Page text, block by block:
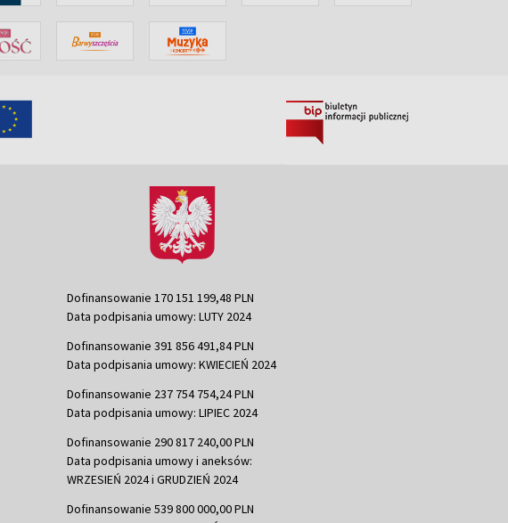
Dofinansowanie 170 151 199,48 PLN
Data podpisania umowy: LUTY 2024
Dofinansowanie 391 856 491,84 PLN
Data podpisania umowy: KWIECIEŃ 2024
Dofinansowanie 237 754 754,24 PLN
Data podpisania umowy: LIPIEC 2024
Dofinansowanie 290 817 240,00 PLN
Data podpisania umowy i aneksów:
WRZESIEŃ 2024 i GRUDZIEŃ 2024
Dofinansowanie 539 800 000,00 PLN